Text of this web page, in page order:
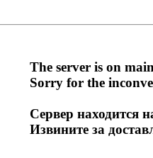
The server is on
Sorry for the
Сервер находится
Извините за